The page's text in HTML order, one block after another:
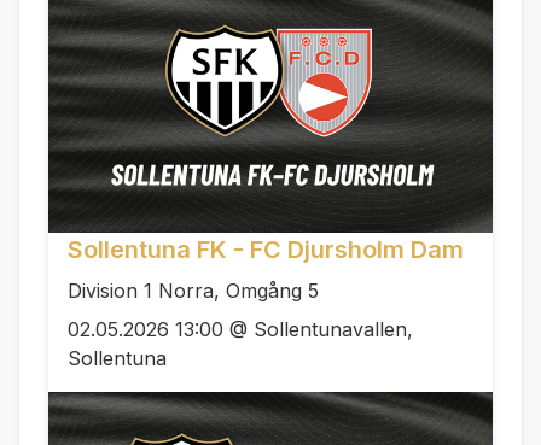
Sollentuna FK - FC Djursholm Dam
Division 1 Norra, Omgång 5
02.05.2026 13:00 @ Sollentunavallen,
Sollentuna